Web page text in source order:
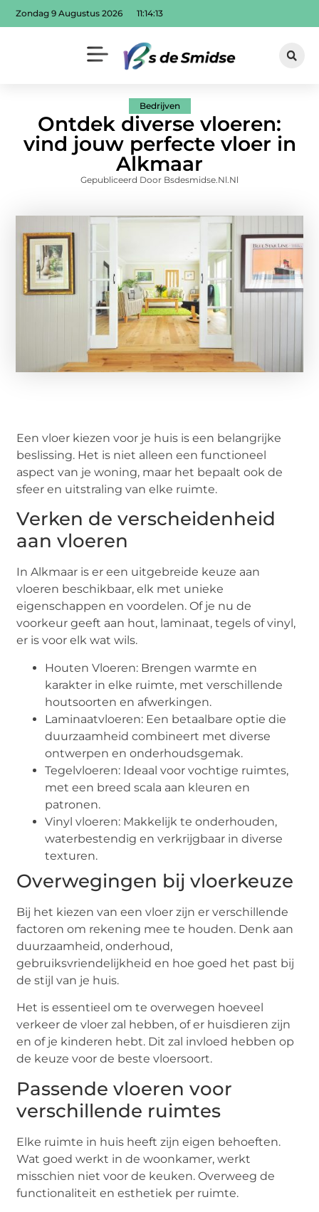
Zondag 9 Augustus 2026 11:14:14
Bedrijven
Ontdek diverse vloeren:
vind jouw perfecte vloer in
Alkmaar
Gepubliceerd Door Bsdesmidse.nl.nl
Een vloer kiezen voor je huis is een belangrijke
beslissing. Het is niet alleen een functioneel
aspect van je woning, maar het bepaalt ook de
sfeer en uitstraling van elke ruimte.
Verken de verscheidenheid
aan vloeren
In Alkmaar is er een uitgebreide keuze aan
vloeren beschikbaar, elk met unieke
eigenschappen en voordelen. Of je nu de
voorkeur geeft aan hout, laminaat, tegels of vinyl,
er is voor elk wat wils.
Houten Vloeren: Brengen warmte en
karakter in elke ruimte, met verschillende
houtsoorten en afwerkingen.
Laminaatvloeren: Een betaalbare optie die
duurzaamheid combineert met diverse
ontwerpen en onderhoudsgemak.
Tegelvloeren: Ideaal voor vochtige ruimtes,
met een breed scala aan kleuren en
patronen.
Vinyl vloeren: Makkelijk te onderhouden,
waterbestendig en verkrijgbaar in diverse
texturen.
Overwegingen bij vloerkeuze
Bij het kiezen van een vloer zijn er verschillende
factoren om rekening mee te houden. Denk aan
duurzaamheid, onderhoud,
gebruiksvriendelijkheid en hoe goed het past bij
de stijl van je huis.
Het is essentieel om te overwegen hoeveel
verkeer de vloer zal hebben, of er huisdieren zijn
en of je kinderen hebt. Dit zal invloed hebben op
de keuze voor de beste vloersoort.
Passende vloeren voor
verschillende ruimtes
Elke ruimte in huis heeft zijn eigen behoeften.
Wat goed werkt in de woonkamer, werkt
misschien niet voor de keuken. Overweeg de
functionaliteit en esthetiek per ruimte.